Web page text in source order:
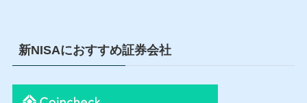
新NISAにおすすめ証券会社